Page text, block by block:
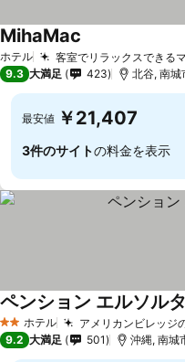
ホテル 客室でリラックスできる
MihaMac
9.3 大満足 423 北谷, 南
最安値 ￥21,407
3件のサイトの料金を表示
2 ホテルのランク
ホテル アメリカンビレッジ
ペンション エルソル
9.2 大満足 501 沖縄, 南城